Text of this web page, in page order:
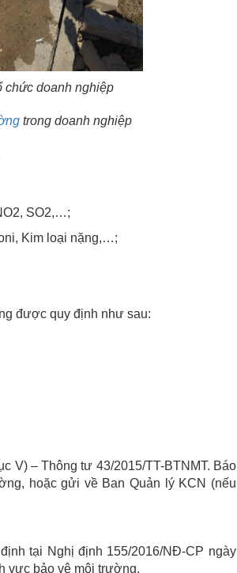
chức doanh nghiệp
trong doanh nghiệp
SO2,…;
Kim loại nặng,…;
được quy định như sau:
V) – Thông tư 43/2015/TT-BTNMT. Báo
hoặc gửi về Ban Quản lý KCN (nếu
tại Nghị định 155/2016/NĐ-CP ngày
vực bảo vệ môi trường.